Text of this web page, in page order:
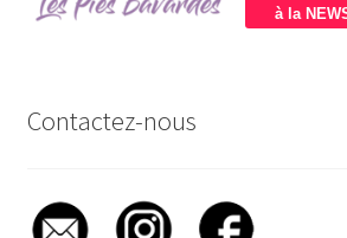
à la
Contactez-nous